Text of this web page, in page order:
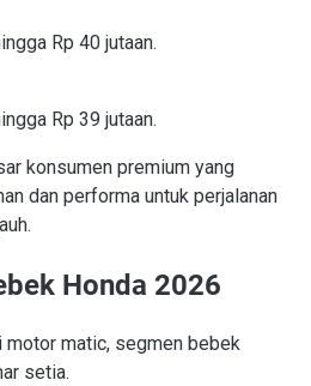
Rp 40 jutaan.
Rp 39 jutaan.
konsumen premium yang
dan performa untuk perjalanan
Honda 2026
matic, segmen bebek
setia.